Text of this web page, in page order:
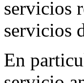
servicios
servicios
En